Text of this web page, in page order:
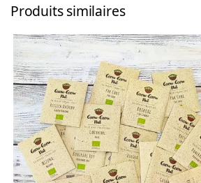
Produits similaires